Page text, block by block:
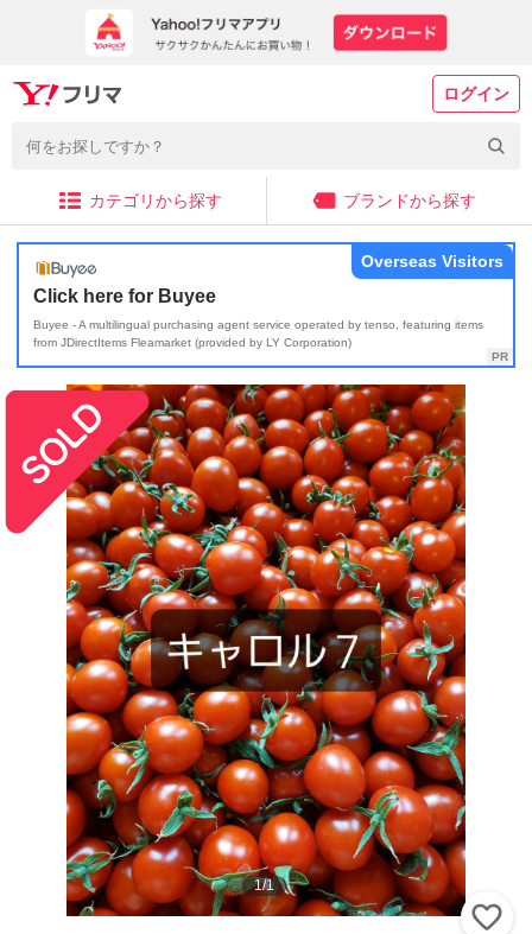
ログイン
カテゴリから探す ブランドから探す
Click here for Buyee
Buyee - A multilingual purchasing agent service operated by tenso, featuring items
from JDirectItems Fleamarket (provided by LY Corporation)
Overseas Visitors
1/1